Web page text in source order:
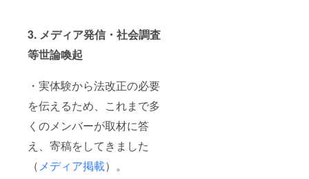
3. メディア発信・社会調査
等世論喚起
・実体験から法改正の必要
を伝えるため、これまで多
くのメンバーが取材に答
え、寄稿をしてきました
（メディア掲載）。